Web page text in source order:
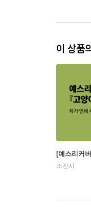
이 상품
[예스리커
소진시